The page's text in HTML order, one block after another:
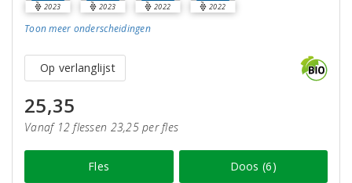
2023 2023 2022 2022
Toon meer onderscheidingen
Op verlanglijst
25,35
Vanaf 12 flessen 23,25 per fles
Fles Doos (6)